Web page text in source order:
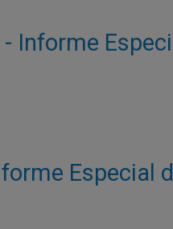
Informe
Especial